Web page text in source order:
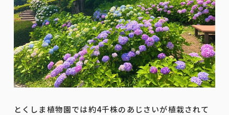
とくしま植物園では約4千株のあじさいが植栽されて